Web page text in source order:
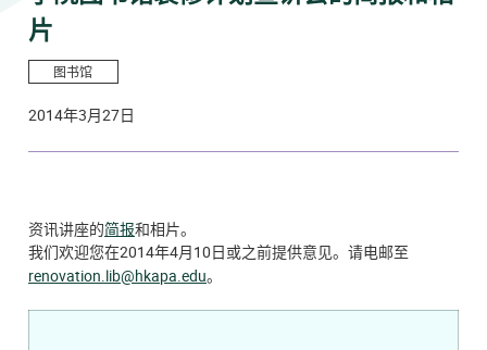
片
图书馆
2014年3月27日
资讯讲座的简报和相片。
我们 欢迎您在2014年4月10日或之前提供意见。请电邮至
renovation.lib@hkapa.edu。